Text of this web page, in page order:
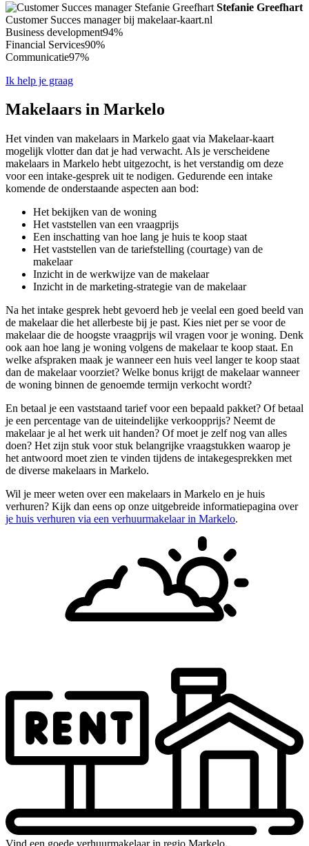
Stefanie Greefhart
Customer Succes manager bij makelaar-kaart.nl
Business development94%
Financial Services90%
Communicatie97%
Ik help je graag
Makelaars in Markelo
Het vinden van makelaars in Markelo gaat via Makelaar-kaart
mogelijk vlotter dan dat je had verwacht. Als je verscheidene
makelaars in Markelo hebt uitgezocht, is het verstandig om deze
voor een intake-gesprek uit te nodigen. Gedurende een intake
komende de onderstaande aspecten aan bod:
Het bekijken van de woning
Het vaststellen van een vraagprijs
Een inschatting van hoe lang je huis te koop staat
Het vaststellen van de tariefstelling (courtage) van de
makelaar
Inzicht in de werkwijze van de makelaar
Inzicht in de marketing-strategie van de makelaar
Na het intake gesprek hebt gevoerd heb je veelal een goed beeld van
de makelaar die het allerbeste bij je past. Kies niet per se voor de
makelaar die de hoogste vraagprijs wil vragen voor je woning. Denk
ook aan hoe lang je woning volgens de makelaar te koop staat. En
welke afspraken maak je wanneer een huis veel langer te koop staat
dan de makelaar voorziet? Welke bonus krijgt de makelaar wanneer
de woning binnen de genoemde termijn verkocht wordt?
En betaal je een vaststaand tarief voor een bepaald pakket? Of betaal
je een percentage van de uiteindelijke verkoopprijs? Neemt de
makelaar je al het werk uit handen? Of moet je zelf nog van alles
doen? Het zijn stuk voor stuk belangrijke vraagstukken waarop je
het antwoord moet zien te vinden tijdens de intakegesprekken met
de diverse makelaars in Markelo.
Wil je meer weten over een makelaars in Markelo en je huis
verhuren? Kijk dan eens op onze uitgebreide informatiepagina over
je huis verhuren via een verhuurmakelaar in Markelo.